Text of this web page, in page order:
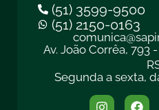
(51) 3599-9500
(51) 2150-0163
Av. João Corrêa, 793
Segunda a sexta,